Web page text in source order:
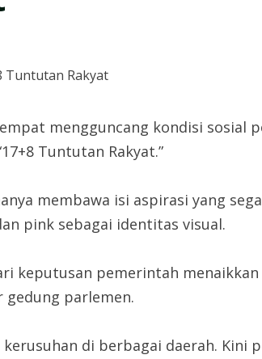
mengguncang kondisi sosial
Tuntutan Rakyat.”
membawa isi aspirasi yang
pink sebagai identitas visual.
keputusan pemerintah
parlemen.
di berbagai daerah. Kini